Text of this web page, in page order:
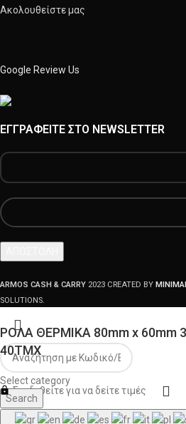
Ακολουθείστε μας
Google Review Us
ΕΓΓΡΑΦΕΊΤΕ ΣΤΟ NEWSLETTER
ARMOS CASH & CARRY 2023 CREATED BY
SOLUTIONS.
Select category
Search
ΡΟΛΑ ΘΕΡΜΙΚΑ 80mm x 60mm
40ΤΜΧ
Συνδεθείτε για να δείτε τιμές